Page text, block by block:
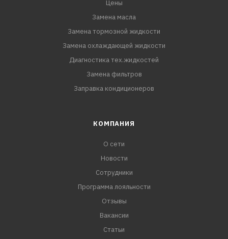
Цены
Замена масла
Замена тормозной жидкости
Замена охлаждающей жидкости
Диагностика тех.жидкостей
Замена фильтров
Заправка кондиционеров
КОМПАНИЯ
О сети
Новости
Сотрудники
Программа лояльности
Отзывы
Вакансии
Статьи